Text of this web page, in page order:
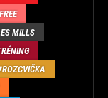
FREE
MILLS
ROZCVIČKA